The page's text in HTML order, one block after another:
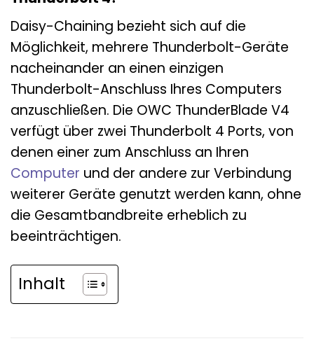
Daisy-Chaining bezieht sich auf die
Möglichkeit, mehrere Thunderbolt-Geräte
nacheinander an einen einzigen
Thunderbolt-Anschluss Ihres Computers
anzuschließen. Die OWC ThunderBlade V4
verfügt über zwei Thunderbolt 4 Ports, von
denen einer zum Anschluss an Ihren
Computer und der andere zur Verbindung
weiterer Geräte genutzt werden kann, ohne
die Gesamtbandbreite erheblich zu
beeinträchtigen.
Inhalt